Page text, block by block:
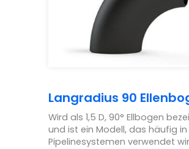
Langradius 90
Wird als 1,5 D, 90° Ellbogen
und ist ein Modell, das häufig in
Pipelinesystemen verwendet